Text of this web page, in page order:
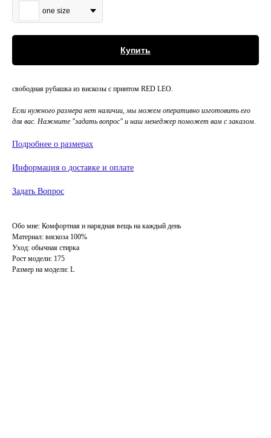
one size
Купить
свободная рубашка из вискозы с принтом RED LEO.
Если нужного размера нет наличии, мы можем оперативно изготовить его
для вас. Нажмите "задать вопрос" и наш менеджер поможет вам с заказом.
Подробнее о размерах
Информация о доставке и оплате
Задать Вопрос
Обо мне: Комфортная и нарядная вещь на каждый день
Материал: вискоза 100%
Уход: обычная стирка
Рост модели: 175
Размер на модели: L